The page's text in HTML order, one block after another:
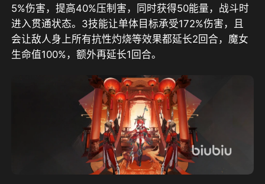
5%伤害，提高40%压制害，同时获得50能量，战斗时
进入贯通状态。3技能让单体目标承受172%伤害，且
会让敌人身上所有抗性灼烧等效果都延长2回合，魔女
生命值100%，额外再延长1回合。